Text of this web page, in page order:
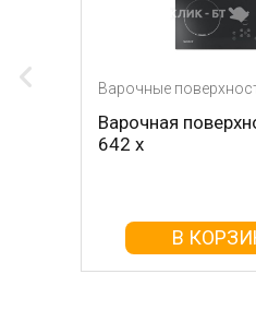
Варочные
Варочная
642 x
В
Варочные
Варочная
pe 58 fh
В